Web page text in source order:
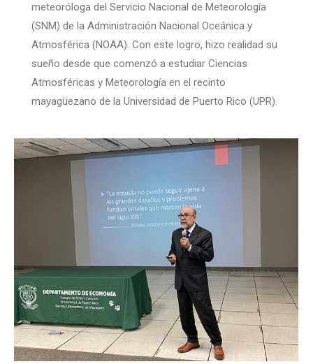
meteoróloga del Servicio Nacional de Meteorología
(SNM) de la Administración Nacional Oceánica y
Atmosférica (NOAA). Con este logro, hizo realidad su
sueño desde que comenzó a estudiar Ciencias
Atmosféricas y Meteorología en el recinto
mayagüezano de la Universidad de Puerto Rico (UPR).